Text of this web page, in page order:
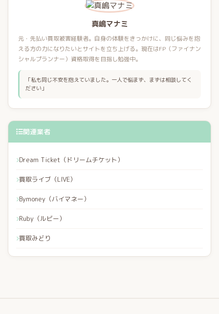
真嶋マナミ
元・先払い買取被害経験者。自身の体験をきっかけに、同じ悩みを抱
える方の力になりたいとサイトを立ち上げる。現在はFP（ファイナン
シャルプランナー）資格取得を目指し勉強中。
「私も同じ不安を抱えていました。一人で悩まず、まずは相談してく
ださい」
関連業者
Dream Ticket（ドリームチケット）
買取ライブ（LIVE）
Bymoney（バイマネー）
Ruby（ルビー）
買取みどり